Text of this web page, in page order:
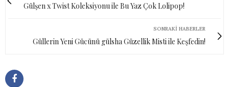
Gülşen x Twist Koleksiyonu ile Bu Yaz Çok Lolipop!
SONRAKI HABERLER
Güllerin Yeni Gücünü gülsha Güzellik Misti ile Keşfedin!